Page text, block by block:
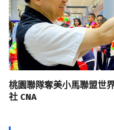
桃園聯隊奪美小馬聯盟世
社 CNA